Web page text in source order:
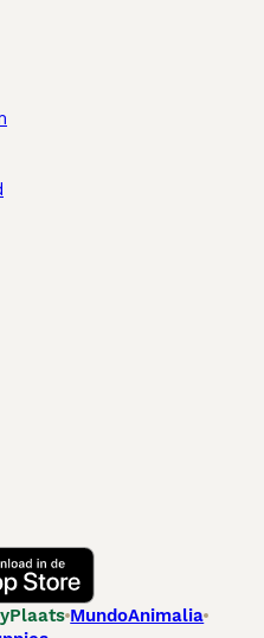
MundoAnimalia